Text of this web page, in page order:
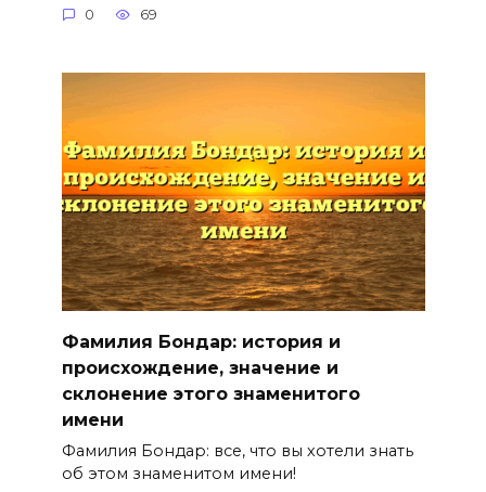
0 69
Фамилия Бондар: история и
происхождение, значение и
склонение этого знаменитого
имени
Фамилия Бондар: все, что вы хотели знать
об этом знаменитом имени!